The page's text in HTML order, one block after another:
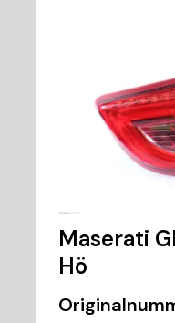
Maserati
Hö